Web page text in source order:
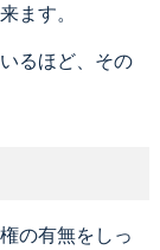
ます。
るほど、その
の有無をしっ